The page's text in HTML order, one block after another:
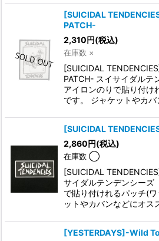
[SUICIDAL
PATCH-
2,310円(税込)
在庫数 ×
[SUICIDAL
PATCH- スイサイダル
アイロンのりで貼り付け
です。 ジャケットやカ
[SUICIDAL
2,860円(税込)
在庫数 ◯
[SUICIDAL
サイダルテンデンシー
で貼り付けれるパッチ(
ットやカバンなどにオス
[YESTERDAYS]-Wild